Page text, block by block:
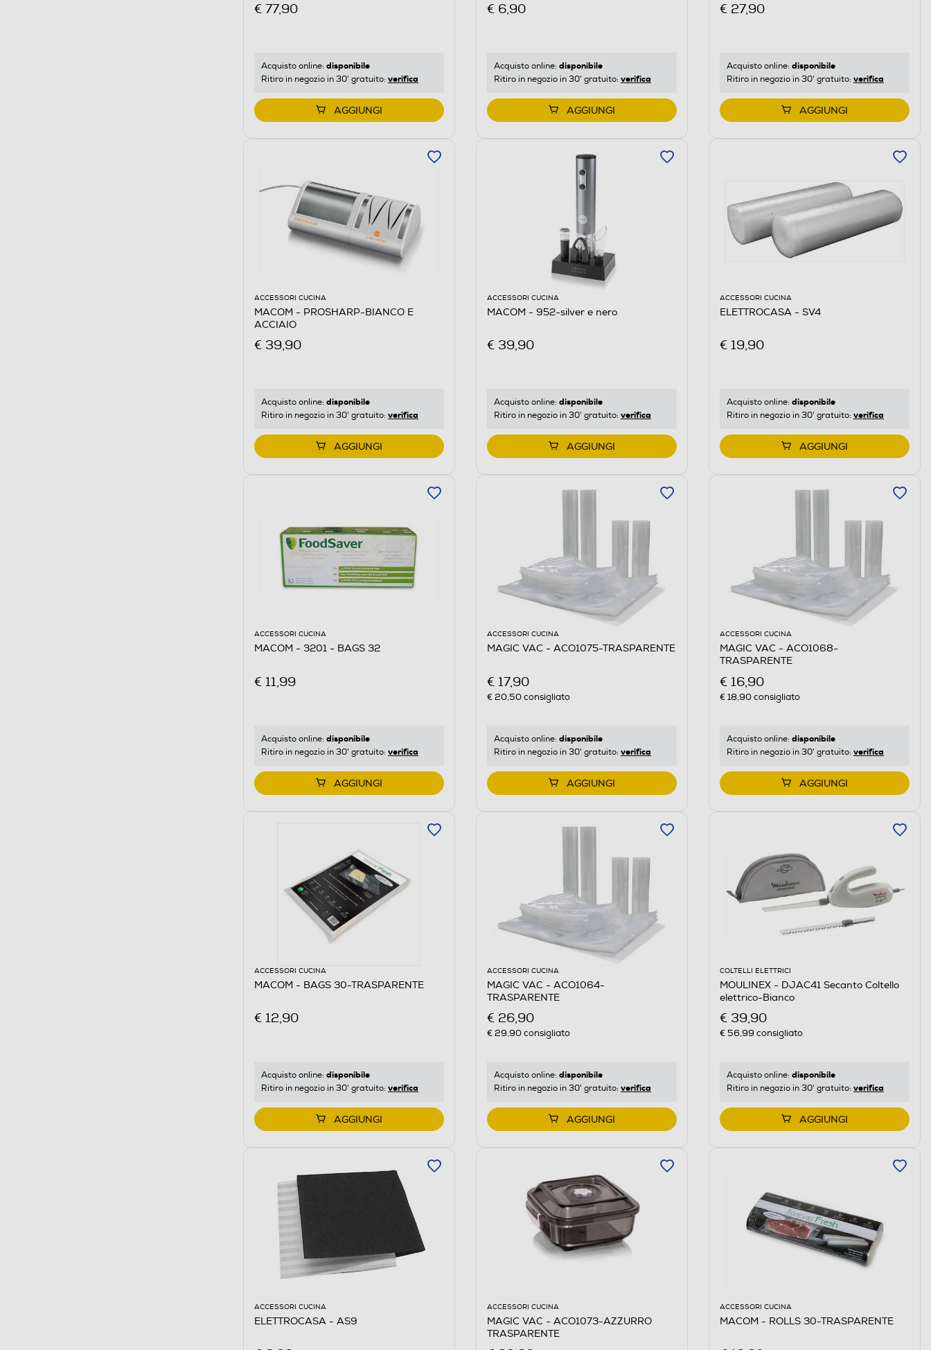
€ 77,90
Acquisto online: disponibile
Ritiro in negozio in 30' gratuito: verifica
AGGIUNGI
€ 6,90
Acquisto online: disponibile
Ritiro in negozio in 30' gratuito: verifica
AGGIUNGI
€ 27,90
Acquisto online: disponibile
Ritiro in negozio in 30' gratuito: verifica
AGGIUNGI
ACCESSORI CUCINA
MACOM - PROSHARP-BIANCO E
ACCIAIO
€ 39,90
Acquisto online: disponibile
Ritiro in negozio in 30' gratuito: verifica
AGGIUNGI
ACCESSORI CUCINA
MACOM - 952-silver e nero
€ 39,90
Acquisto online: disponibile
Ritiro in negozio in 30' gratuito: verifica
AGGIUNGI
ACCESSORI CUCINA
ELETTROCASA - SV4
€ 19,90
Acquisto online: disponibile
Ritiro in negozio in 30' gratuito: verifica
AGGIUNGI
ACCESSORI CUCINA
MACOM - 3201 - BAGS 32
€ 11,99
Acquisto online: disponibile
Ritiro in negozio in 30' gratuito: verifica
AGGIUNGI
ACCESSORI CUCINA
MAGIC VAC - ACO1075-TRASPARENTE
€ 17,90
€ 20,50consigliato
Acquisto online: disponibile
Ritiro in negozio in 30' gratuito: verifica
AGGIUNGI
ACCESSORI CUCINA
MAGIC VAC - ACO1068-
TRASPARENTE
€ 16,90
€ 18,90consigliato
Acquisto online: disponibile
Ritiro in negozio in 30' gratuito: verifica
AGGIUNGI
ACCESSORI CUCINA
MACOM - BAGS 30-TRASPARENTE
€ 12,90
Acquisto online: disponibile
Ritiro in negozio in 30' gratuito: verifica
AGGIUNGI
ACCESSORI CUCINA
MAGIC VAC - ACO1064-
TRASPARENTE
€ 26,90
€ 29,90consigliato
Acquisto online: disponibile
Ritiro in negozio in 30' gratuito: verifica
AGGIUNGI
COLTELLI ELETTRICI
MOULINEX - DJAC41 Secanto Coltello
elettrico-Bianco
€ 39,90
€ 56,99 consigliato
Acquisto online: disponibile
Ritiro in negozio in 30' gratuito: verifica
AGGIUNGI
ACCESSORI CUCINA
ELETTROCASA - AS9
ACCESSORI CUCINA
MAGIC VAC - ACO1073-AZZURRO
TRASPARENTE
ACCESSORI CUCINA
MACOM - ROLLS 30-TRASPARENTE